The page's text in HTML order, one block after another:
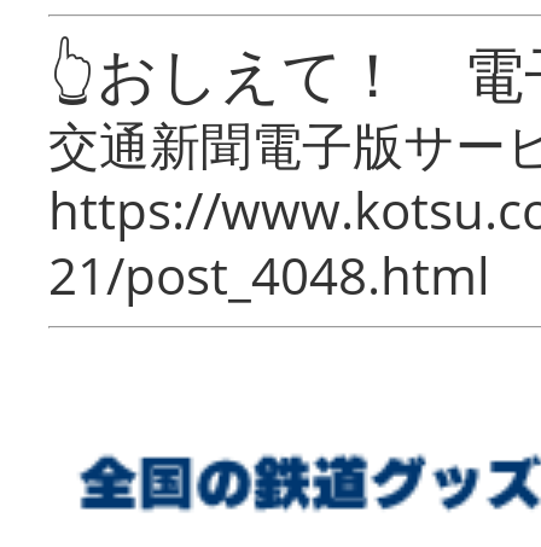
👆おしえて！ 電
交通新聞電子版サー
https://
21/post_4048.html